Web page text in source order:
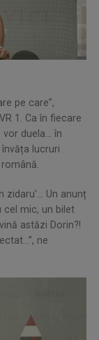
pe care”,
1. Ca în fiecare
duela... în
lucruri
zidaru'... Un anunț
cel mic, un bilet
astăzi Dorin?!
ne